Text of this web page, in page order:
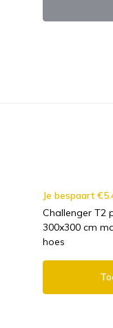
Je bespaart
Challenger T2
300x300 cm
hoes